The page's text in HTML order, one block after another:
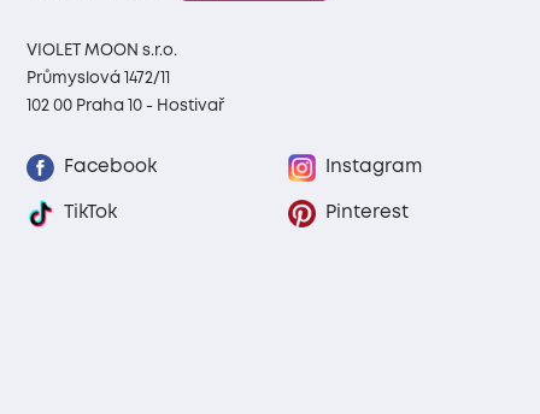
VIOLET MOON s.r.o.
Průmyslová 1472/11
102 00 Praha 10 - Hostivař
Facebook Instagram
TikTok Pinterest